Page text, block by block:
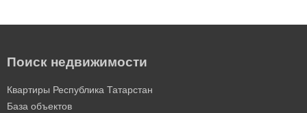
Поиск недвижимости
Квартиры Республика Татарстан
База объектов